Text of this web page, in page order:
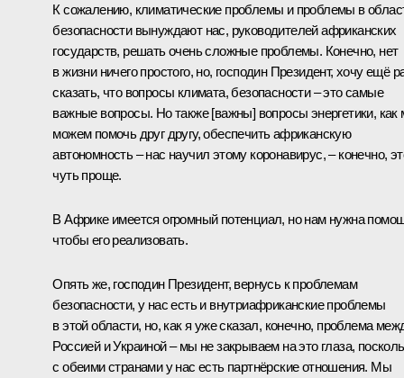
К сожалению, климатические проблемы и проблемы в
безопасности вынуждают нас, руководителей африканских
государств, решать очень сложные проблемы. Конечно, нет
в жизни ничего простого, но, господин Президент, хочу ещё
сказать, что вопросы климата, безопасности – это самые
важные вопросы. Но также [важны] вопросы энергетики, как
можем помочь друг другу, обеспечить африканскую
автономность – нас научил этому коронавирус, – конечно,
чуть проще.
В Африке имеется огромный потенциал, но нам нужна
чтобы его реализовать.
Опять же, господин Президент, вернусь к проблемам
безопасности, у нас есть и внутриафриканские проблемы
в этой области, но, как я уже сказал, конечно, проблема
Россией и Украиной – мы не закрываем на это глаза,
с обеими странами у нас есть партнёрские отношения. Мы